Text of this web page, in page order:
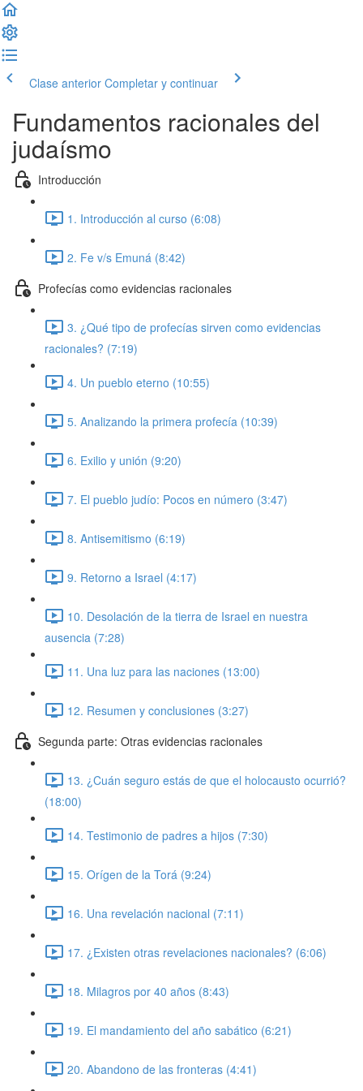
Clase anterior Completar y continuar
Fundamentos racionales del
judaísmo
Introducción
1. Introducción al curso (6:08)
2. Fe v/s Emuná (8:42)
Profecías como evidencias racionales
3. ¿Qué tipo de profecías sirven como evidencias
racionales? (7:19)
4. Un pueblo eterno (10:55)
5. Analizando la primera profecía (10:39)
6. Exilio y unión (9:20)
7. El pueblo judío: Pocos en número (3:47)
8. Antisemitismo (6:19)
9. Retorno a Israel (4:17)
10. Desolación de la tierra de Israel en nuestra
ausencia (7:28)
11. Una luz para las naciones (13:00)
12. Resumen y conclusiones (3:27)
Segunda parte: Otras evidencias racionales
13. ¿Cuán seguro estás de que el holocausto ocurrió?
(18:00)
14. Testimonio de padres a hijos (7:30)
15. Orígen de la Torá (9:24)
16. Una revelación nacional (7:11)
17. ¿Existen otras revelaciones nacionales? (6:06)
18. Milagros por 40 años (8:43)
19. El mandamiento del año sabático (6:21)
20. Abandono de las fronteras (4:41)